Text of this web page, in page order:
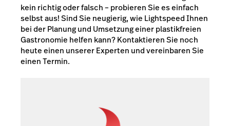
kein richtig oder falsch – probieren Sie es einfach
selbst aus! Sind Sie neugierig, wie Lightspeed Ihnen
bei der Planung und Umsetzung einer plastikfreien
Gastronomie helfen kann? Kontaktieren Sie noch
heute einen unserer Experten und vereinbaren Sie
einen Termin.